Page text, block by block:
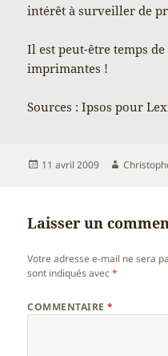
intérêt à surveiller de
Il est peut-être temps
imprimantes !
Sources : Ipsos pour
Publié
11 avril 2009 Auteur
Laisser un
Votre adresse e-mail ne sera
sont indiqués avec*
COMMENTAIRE*